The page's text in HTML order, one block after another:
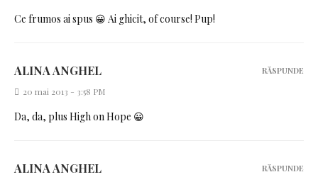
Ce frumos ai spus 😀 Ai ghicit, of course! Pup!
ALINA ANGHEL
20 mai 2013 - 3:58 PM
Da, da, plus High on Hope 😀
RĂSPUNDE
ALINA ANGHEL RĂSPUNDE